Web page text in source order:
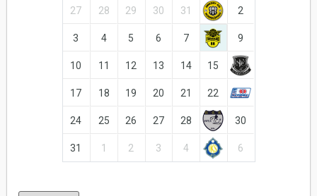
27 28 29 30 31 2
3 4 5 6 7 9
10 11 12 13 14 15
17 18 19 20 21 22
24 25 26 27 28 30
31 1 2 3 4 6